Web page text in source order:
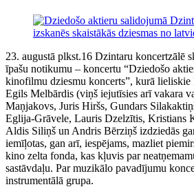
23. augustā plkst.16 Dzintaru koncertzālē
īpašu notikumu – koncertu “Dziedošo
kinofilmu dziesmu koncerts”, kurā lieliskie
Egils Melbārdis (viņš iejutīsies arī vakara
Maņjakovs, Juris Hiršs, Gundars
Eglija-Grāvele, Lauris Dzelzītis, Kristians
Aldis Siliņš un Andris Bērziņš izdziedās
iemīļotas, gan arī, iespējams, mazliet
kino zelta fonda, kas kļuvis par
sastāvdaļu. Par muzikālo pavadījumu
instrumentālā grupa.